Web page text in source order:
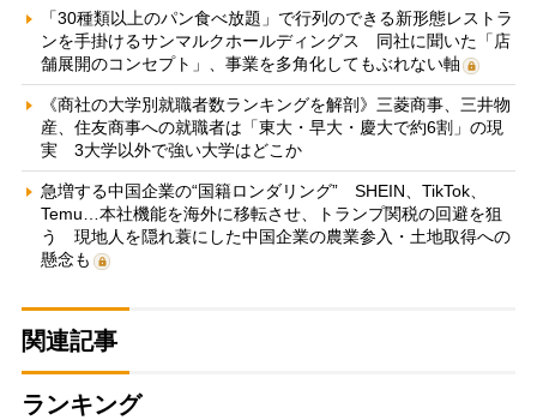
「30種類以上のパン食べ放題」で行列のできる新形態レストラ
ンを手掛けるサンマルクホールディングス 同社に聞いた「店
舗展開のコンセプト」、事業を多角化してもぶれない軸
《商社の大学別就職者数ランキングを解剖》三菱商事、三井物
産、住友商事への就職者は「東大・早大・慶大で約6割」の現
実 3大学以外で強い大学はどこか
急増する中国企業の“国籍ロンダリング” SHEIN、TikTok、
Temu…本社機能を海外に移転させ、トランプ関税の回避を狙
う 現地人を隠れ蓑にした中国企業の農業参入・土地取得への
懸念も
関連記事
ランキング